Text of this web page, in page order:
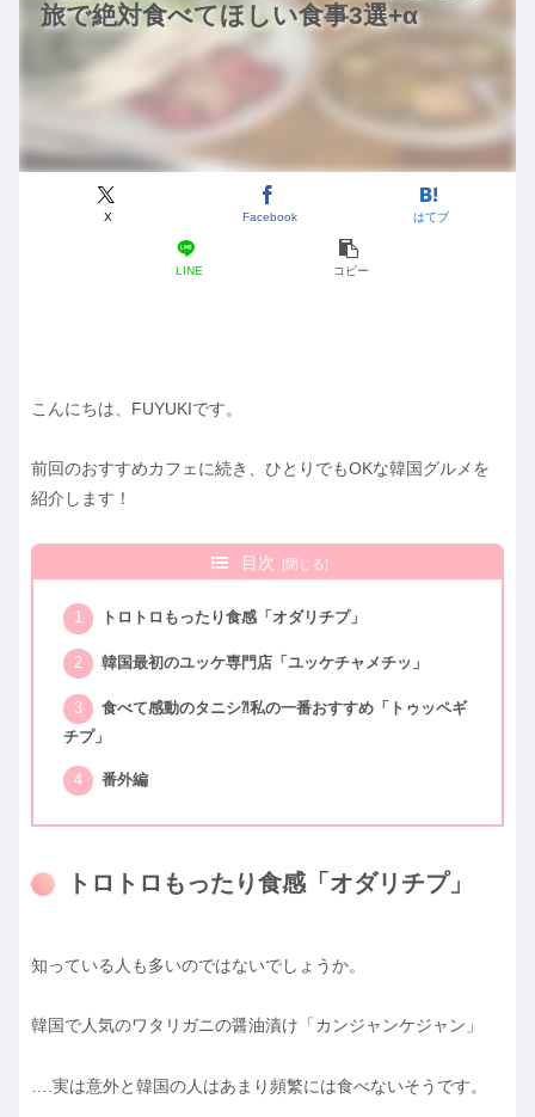
旅で絶対食べてほしい食事3選+α
X Facebook はてブ
LINE コピー
こんにちは、FUYUKIです。
前回のおすすめカフェに続き、ひとりでもOKな韓国グルメを
紹介します！
目次
トロトロもったり食感「オダリチプ」
韓国最初のユッケ専門店「ユッケチャメチッ」
食べて感動のタニシ⁈私の一番おすすめ「トゥッペギ
チプ」
番外編
トロトロもったり食感「オダリチプ」
知っている人も多いのではないでしょうか。
韓国で人気のワタリガニの醤油漬け「カンジャンケジャン」
….実は意外と韓国の人はあまり頻繁には食べないそうです。